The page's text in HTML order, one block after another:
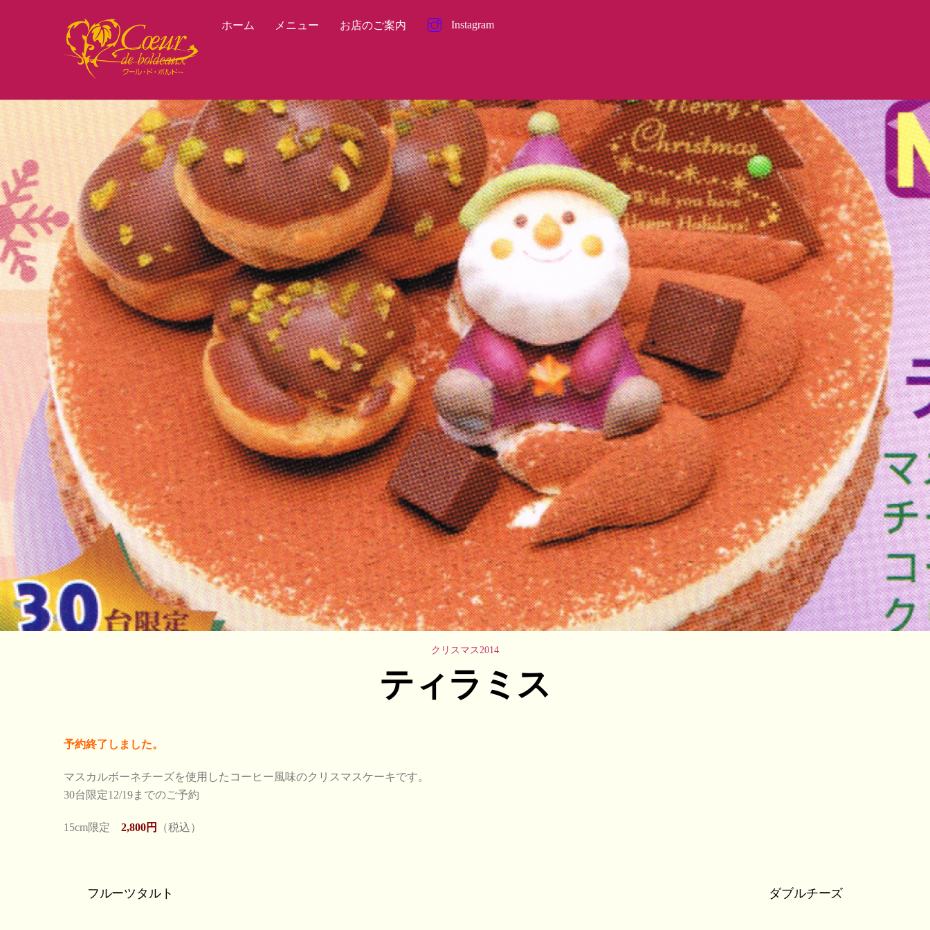
Instagram
ホーム メニュー お店のご案内
クリスマス2014
ティラミス
予約終了しました。
マスカルボーネチーズを使用したコーヒー風味のクリスマスケーキです。
30台限定12/19までのご予約
15cm限定 2,800円 （税込）
フルーツタルト ダブルチーズ